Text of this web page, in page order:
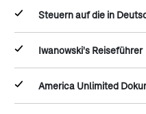
Steuern auf die in
Iwanowski's Reiseführer
America Unlimited